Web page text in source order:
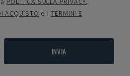
ACQUISTO e i TERMINI E
INVIA